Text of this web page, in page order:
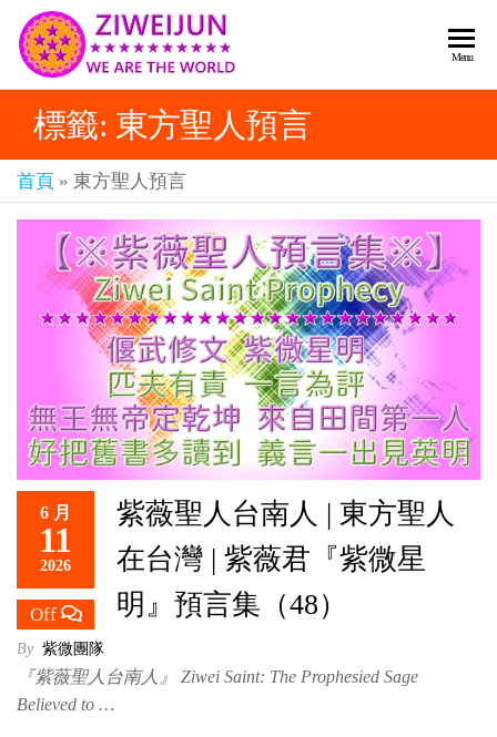
紫薇
聖人
《推
背
圖》
預
言-
紫薇
君寰
宇傳
奇官
網
救
樂
人
人
都
是
彌
賽
亞-
個
個
都
救
世
主
Menu
標籤: 東方聖人預言
首頁 » 東方聖人預言
6 月
11
2026
Off
紫薇聖人台南人 | 東方聖人
在台灣 | 紫薇君『紫微星
明』預言集（48）
By 紫微團隊
『紫薇聖人台南人』 Ziwei Saint: The Prophesied Sage
Believed to …